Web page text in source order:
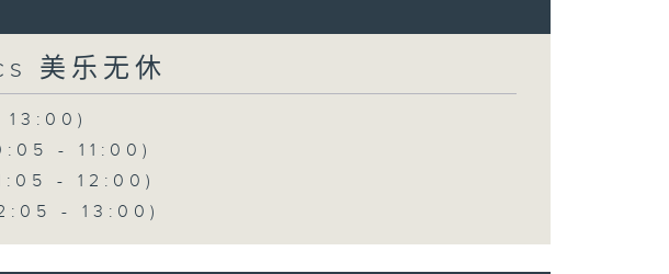
美乐无休
- 11:00)
- 12:00)
- 13:00)